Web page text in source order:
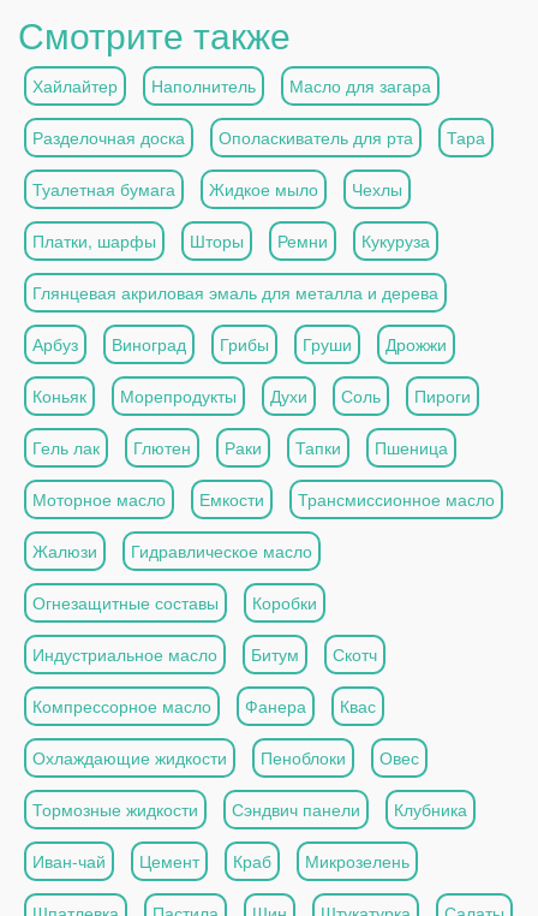
Смотрите также
Хайлайтер Наполнитель Масло для загара
Разделочная доска Ополаскиватель для рта Тара
Туалетная бумага Жидкое мыло Чехлы
Платки, шарфы Шторы Ремни Кукуруза
Глянцевая акриловая эмаль для металла и дерева
Арбуз Виноград Грибы Груши Дрожжи
Коньяк Морепродукты Духи Соль Пироги
Гель лак Глютен Раки Тапки Пшеница
Моторное масло Емкости Трансмиссионное масло
Жалюзи Гидравлическое масло
Огнезащитные составы Коробки
Индустриальное масло Битум Скотч
Компрессорное масло Фанера Квас
Охлаждающие жидкости Пеноблоки Овес
Тормозные жидкости Сэндвич панели Клубника
Иван-чай Цемент Краб Микрозелень